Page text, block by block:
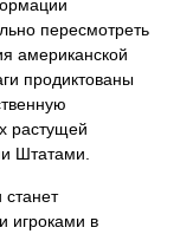
пересмотреть
американской
продиктованы
растущей
Штатами.
игроками в